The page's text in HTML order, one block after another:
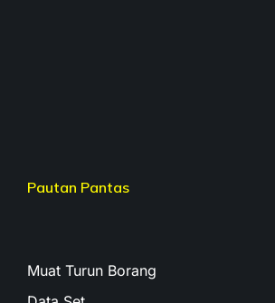
Pautan Pantas
Muat Turun Borang